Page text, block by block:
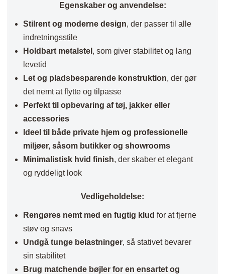
Egenskaber og anvendelse:
Stilrent og moderne design, der passer til alle
indretningsstile
Holdbart metalstel , som giver stabilitet og lang
levetid
Let og pladsbesparende konstruktion, der gør
det nemt at flytte og tilpasse
Perfekt til opbevaring af tøj, jakker eller
accessories
Ideel til både private hjem og professionelle
miljøer, såsom butikker og showrooms
Minimalistisk hvid finish, der skaber et elegant
og ryddeligt look
Vedligeholdelse:
Rengøres nemt med en fugtig klud for at fjerne
støv og snavs
Undgå tunge belastninger, så stativet bevarer
sin stabilitet
Brug matchende bøjler for en ensartet og